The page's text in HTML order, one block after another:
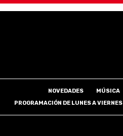
NOVEDADES MÚSICA
PROGRAMACIÓN DE LUNES A VIERNES